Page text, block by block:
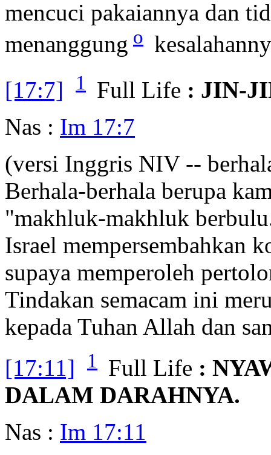
mencuci pakaiannya dan
menanggung o
[17:7]
1 Full Life : JIN-
Nas : Im 17:7
(versi Inggris NIV --
Berhala-berhala berupa
"makhluk-makhluk
Israel mempersembahkan
supaya memperoleh
Tindakan semacam ini
kepada Tuhan Allah dan
[17:11]
1 Full Life :
DALAM DARAHNYA.
Nas : Im 17:11